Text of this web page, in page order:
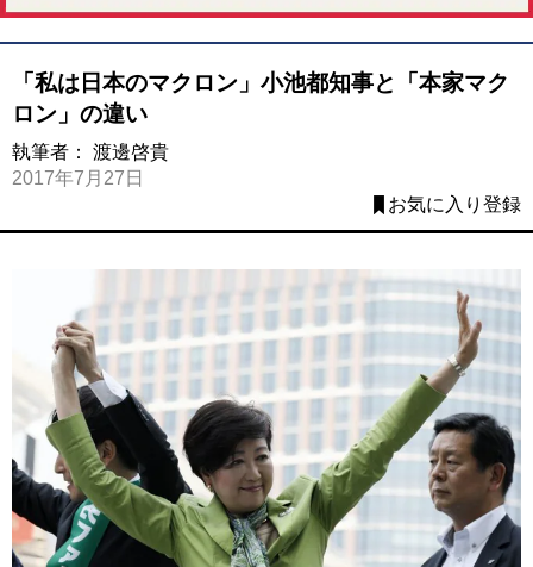
「私は日本のマクロン」小池都知事と「本家マク
ロン」の違い
執筆者： 渡邊啓貴
2017年7月27日
お気に入り登録